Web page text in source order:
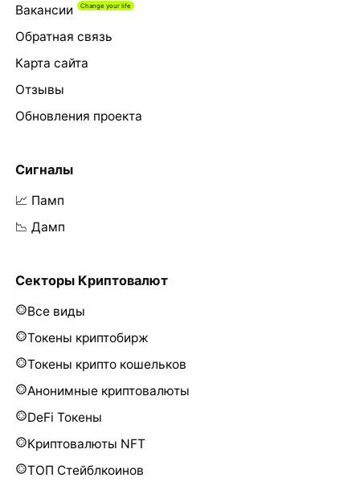
Вакансии
Обратная связь
Карта сайта
Отзывы
Обновления проекта
Сигналы
📈 Памп
📉 Дамп
Секторы Криптовалют
Все виды
Токены криптобирж
Токены крипто кошельков
Анонимные криптовалюты
DeFi Токены
Криптовалюты NFT
ТОП Стейблкоинов